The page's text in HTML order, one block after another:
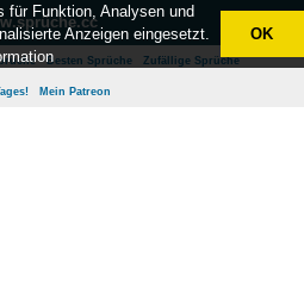
Besten Sprüche Zufällige Sprüche
Mein Patreon
für Funktion, Analysen und
Anzeigen eingesetzt.
OK